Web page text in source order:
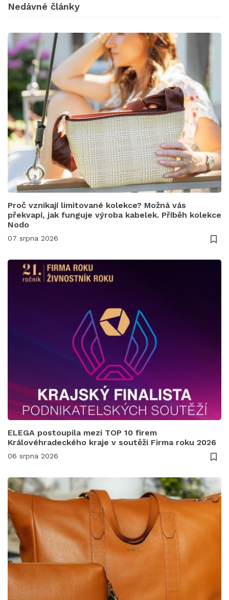
Nedávné články
Proč vznikají limitované kolekce? Možná vás
překvapí, jak funguje výroba kabelek. Příběh kolekce
Nodo
07 srpna 2026
ELEGA postoupila mezi TOP 10 firem
Královéhradeckého kraje v soutěži Firma roku 2026
06 srpna 2026